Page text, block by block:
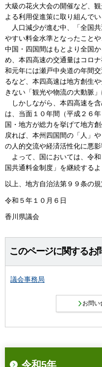
大級の花火大会の開催など、
よる利用促進策に取り組んでい
人口減少が進む中、「全国
やすい料金水準となったこと
中国・四国間はもとより全国
め、本四高速の交通量はコロ
和元年には瀬戸中央道の年間
るなど、本四高速は地方創生
きない「観光や物流の大動脈」
しかしながら、本四高速を含
は、当面１０年間（平成２６
国・地方が総力を挙げて地方
戻れば、本州四国間の「人」
の人的交流や経済活性化に悪
よって、国においては、令
国共通料金制度」を継続するよ
以上、地方自治法第９９条の
令和５年１０月６日
香川県議会
このページに関するお
議会事務局
令和5年